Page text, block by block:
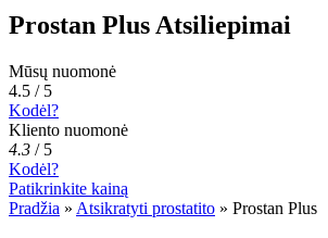
Prostan Plus Atsiliepimai
Mūsų nuomonė
4.5 / 5
Kodėl?
Kliento nuomonė
4.3 / 5
Kodėl?
Patikrinkite kainą
Pradžia » Atsikratyti prostatito » Prostan Plus